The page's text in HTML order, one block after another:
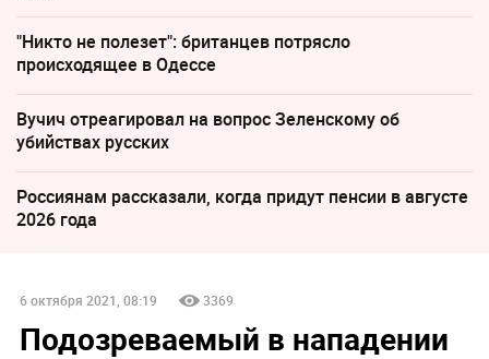
"Никто не полезет": британцев потрясло
происходящее в Одессе
Вучич отреагировал на вопрос Зеленскому об
убийствах русских
Россиянам рассказали, когда придут пенсии в августе
2026 года
6 октября 2021, 08:19 3369
Подозреваемый в нападении